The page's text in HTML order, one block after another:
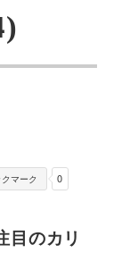
0
クマーク
のカリ